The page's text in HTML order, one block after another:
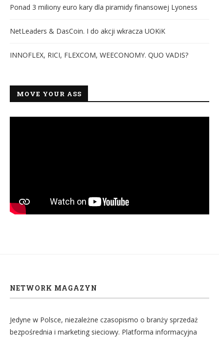
Ponad 3 miliony euro kary dla piramidy finansowej Lyoness
NetLeaders & DasCoin. I do akcji wkracza UOKiK
INNOFLEX, RICI, FLEXCOM, WEECONOMY. QUO VADIS?
MOVE YOUR ASS
NETWORK MAGAZYN
Jedyne w Polsce, niezależne czasopismo o branży sprzedaż
bezpośrednia i marketing sieciowy. Platforma informacyjna